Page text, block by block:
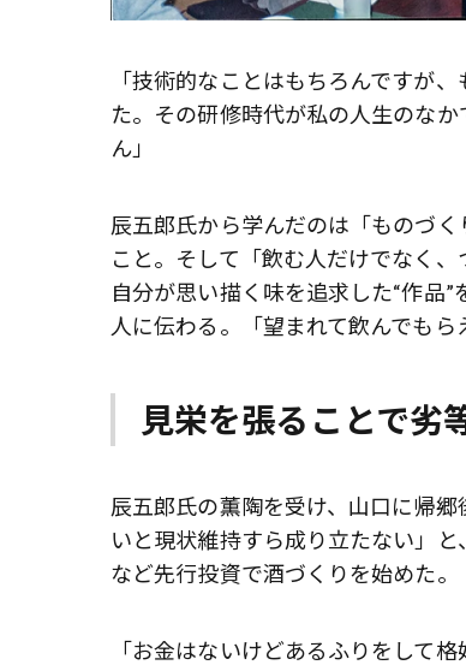
「技術的なことはもちろんですが
た。その研修時代が私の人生のな
ん」
辰五郎氏から学んだのは「ものづ
こと。そして「飲む人だけでなく
自分が思い描く味を追求した“作品
人に伝わる。「望まれて飲んでも
見栄を張ることで劣
辰五郎氏の薫陶を受け、山口に帰
いと現状維持すら成り立たない」
など先行投資で酒づくりを始めた。
「お金はないけどあるふりをして